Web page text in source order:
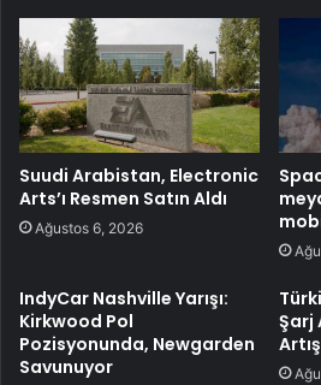
Suudi Arabistan, Electronic
Arts’ı Resmen Satın Aldı
Ağustos 6, 2026
IndyCar Nashville Yarışı:
Kirkwood Pol
Pozisyonunda, Newgarden
Savunuyor
Şarj
Artış